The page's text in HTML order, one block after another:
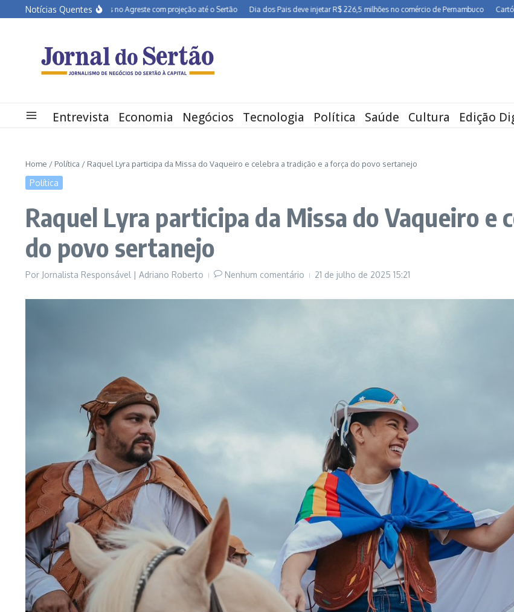
Ir para o conteúdo
Notícias Quentes
BR-232 entra em obras no Agreste com projeção até o Sertão Dia dos Pais deve injetar R$ 226,5 milhões no comércio de Pernambuco Cartórios em
Entrevista Economia Negócios Tecnologia Política Saúde Cultura Edição
Home / Política / Raquel Lyra participa da Missa do Vaqueiro e celebra a tradição e a força do povo sertanejo
Política
Raquel Lyra participa da Missa do Vaqueiro e
do povo sertanejo
Por Jornalista Responsável | Adriano Roberto Nenhum comentário 21 de julho de 2025 15:21